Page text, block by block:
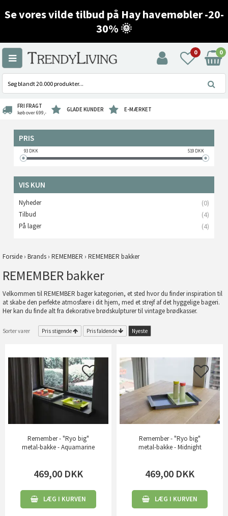
Se vores vilde tilbud på Hay havemøbler -20-
30% 🌞
0 0
FRI FRAGT
køb over 699,- GLADE KUNDER E-MÆRKET
PRIS
93DKK 519DKK
VIS KUN
Nyheder (0)
Tilbud (4)
På lager (4)
Forside › Brands › REMEMBER › REMEMBER bakker
REMEMBER bakker
Velkommen til REMEMBER bager kategorien, et sted hvor du finder inspiration til
at skabe den perfekte atmosfære i dit hjem, med et strejf af det hyggelige bageri.
Her kan du finde alt fra dekorative brødskulpturer til vintage brødkasser.
Sorter varer Pris stigende Pris faldende Nyeste
Remember - "Ryo big"
metal-bakke - Aquamarine
469,00 DKK
LÆG I KURVEN
Remember - "Ryo big"
metal-bakke - Midnight
469,00 DKK
LÆG I KURVEN